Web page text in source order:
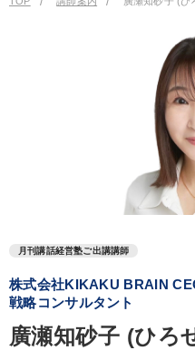
月刊講話経営塾ご出講講師
株式会社KIKAKU BRAIN
戦略コンサルタント
廣瀬知砂子 (ひろ